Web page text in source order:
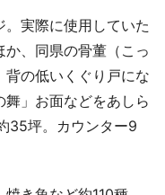
実際に使用していた
、同県の骨董（こっ
背の低いくぐり戸にな
」お面などをあしら
35坪。カウンター9